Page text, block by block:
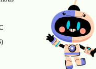
现违规，可以直接联系网
sites/1098.html转